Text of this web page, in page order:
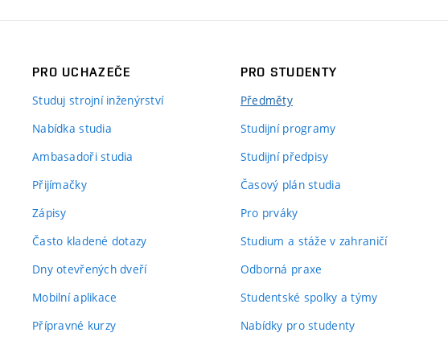
PRO UCHAZEČE
Studuj strojní inženýrství
Nabídka studia
Ambasadoři studia
Přijímačky
Zápisy
Často kladené dotazy
Dny otevřených dveří
Mobilní aplikace
Přípravné kurzy
PRO STUDENTY
Předměty
Studijní programy
Studijní předpisy
Časový plán studia
Pro prváky
Studium a stáže v zahraničí
Odborná praxe
Studentské spolky a týmy
Nabídky pro studenty